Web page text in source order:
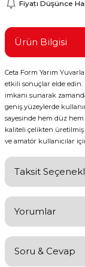
Fiyatı Düşünce
Ürün Bilgisi
Ceta Form Yarım
etkili sonuçlar elde edin.
imkanı sunarak
geniş yüzeylerde
sayesinde hem düz
kaliteli çelikten üretilmiş
ve amatör kullanıcılar
Taksit
Yorumlar
Soru & Cevap